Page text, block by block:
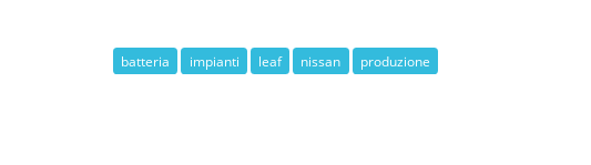
batteria impianti leaf nissan produzione